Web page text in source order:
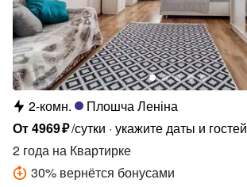
2-комн.
Плошча Леніна
От4969₽/сутки укажите даты и гостей
2 года на Квартирке
30% вернётся бонусами